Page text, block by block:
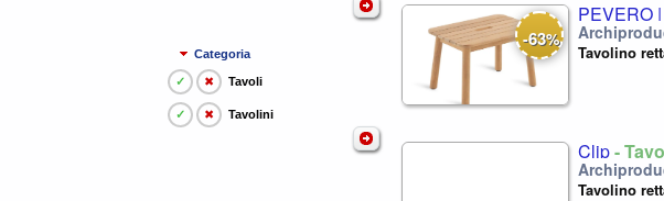
Categoria
✓ ✖ Tavoli
✓ ✖ Tavolini
-63%
PEVERO |
Tavolino
Clip-
Tavolino